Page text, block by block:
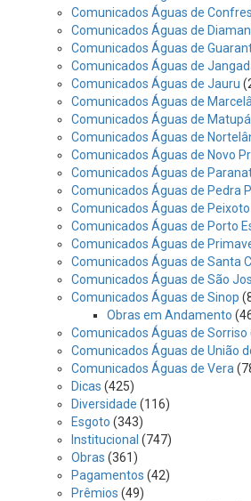
Comunicados Águas de
Comunicados Águas de
Comunicados Águas de
Comunicados Águas de
Comunicados Águas de Jauru
Comunicados Águas de
Comunicados Águas de Matupá
Comunicados Águas de
Comunicados Águas de Novo
Comunicados Águas de
Comunicados Águas de Pedra
Comunicados Águas de
Comunicados Águas de Porto
Comunicados Águas de
Comunicados Águas de Santa
Comunicados Águas de São
Comunicados Águas de Sinop
Obras em Andamento
Comunicados Águas de Sorriso
Comunicados Águas de União
Comunicados Águas de Vera
Dicas (425)
Diversidade (116)
Esgoto (343)
Institucional (747)
Obras (361)
Pagamentos (42)
Prêmios (49)